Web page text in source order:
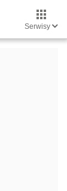
Serwisy